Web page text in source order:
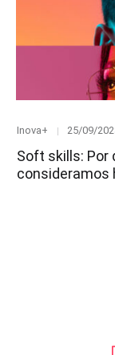
Category
Inova+
Posted
25/09/
Soft skills: Por
consideramos